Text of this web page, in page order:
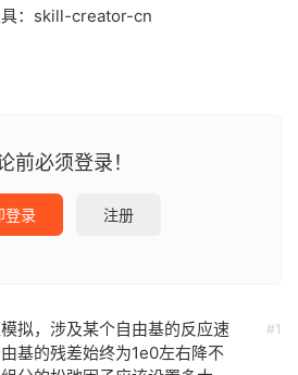
：skill-creator-cn
前必须登录！
登录 注册
#1
拟，涉及某个自由基的反应速
基的残差始终为1e0左右降不